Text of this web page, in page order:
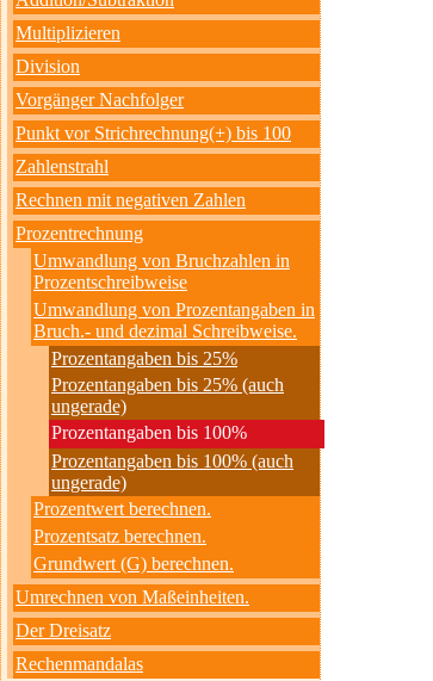
Multiplizieren
Division
Vorgänger Nachfolger
Punkt vor Strichrechnung(+) bis 100
Zahlenstrahl
Rechnen mit negativen Zahlen
Prozentrechnung
Umwandlung von Bruchzahlen in
Prozentschreibweise
Umwandlung von Prozentangaben in
Bruch.- und dezimal Schreibweise.
Prozentangaben bis 25%
Prozentangaben bis 25% (auch
ungerade)
Prozentangaben bis 100%
Prozentangaben bis 100% (auch
ungerade)
Prozentwert berechnen.
Prozentsatz berechnen.
Grundwert (G) berechnen.
Umrechnen von Maßeinheiten.
Der Dreisatz
Rechenmandalas